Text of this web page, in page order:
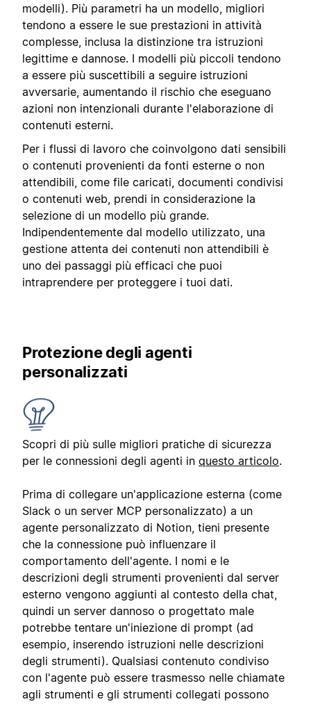
modelli). Più parametri ha un modello, migliori
tendono a essere le sue prestazioni in attività
complesse, inclusa la distinzione tra istruzioni
legittime e dannose. I modelli più piccoli tendono
a essere più suscettibili a seguire istruzioni
avversarie, aumentando il rischio che eseguano
azioni non intenzionali durante l'elaborazione di
contenuti esterni.
Per i flussi di lavoro che coinvolgono dati sensibili
o contenuti provenienti da fonti esterne o non
attendibili, come file caricati, documenti condivisi
o contenuti web, prendi in considerazione la
selezione di un modello più grande.
Indipendentemente dal modello utilizzato, una
gestione attenta dei contenuti non attendibili è
uno dei passaggi più efficaci che puoi
intraprendere per proteggere i tuoi dati.
Protezione degli agenti
personalizzati
Scopri di più sulle migliori pratiche di sicurezza
per le connessioni degli agenti in questo articolo.
Prima di collegare un'applicazione esterna (come
Slack o un server MCP personalizzato) a un
agente personalizzato di Notion, tieni presente
che la connessione può influenzare il
comportamento dell'agente. I nomi e le
descrizioni degli strumenti provenienti dal server
esterno vengono aggiunti al contesto della chat,
quindi un server dannoso o progettato male
potrebbe tentare un'iniezione di prompt (ad
esempio, inserendo istruzioni nelle descrizioni
degli strumenti). Qualsiasi contenuto condiviso
con l'agente può essere trasmesso nelle chiamate
agli strumenti e gli strumenti collegati possono